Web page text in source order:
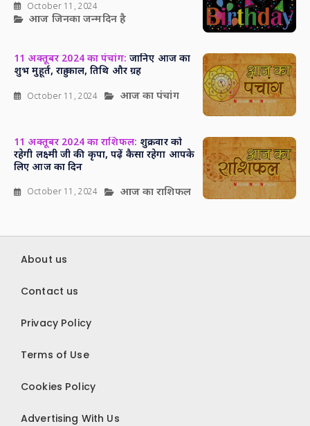
October 11, 2024
आज जिनका जन्मदिन है
11 अक्तूबर 2024 का पंचांग: जानिए आज का
शुभ मुहूर्त, राहु काल, तिथि और ग्रह
October 11, 2024 आज का पंचांग
11 अक्तूबर 2024 का राशिफल: शुक्रवार को
रहेगी लक्ष्मी जी की कृपा, पढ़ें कैसा रहेगा आपके
लिए आज का दिन
October 11, 2024 आज का राशिफल
About us
Contact us
Privacy Policy
Terms of Use
Cookies Policy
Advertising With Us